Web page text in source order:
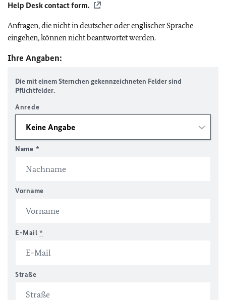
Help Desk contact form.
Anfragen, die nicht in deutscher oder englischer Sprache
eingehen, können nicht beantwortet werden.
Ihre Angaben:
Die mit einem Sternchen gekennzeichneten Felder sind
Pflichtfelder.
Anrede
Name *
Vorname
E-Mail *
Straße